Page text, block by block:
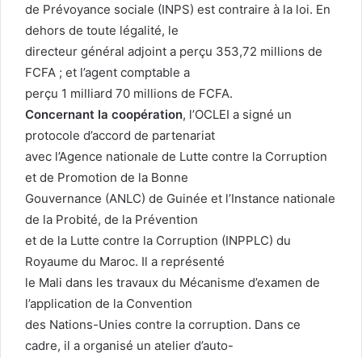
de Prévoyance sociale (INPS) est contraire à la loi. En
dehors de toute légalité, le
directeur général adjoint a perçu 353,72 millions de
FCFA ; et l’agent comptable a
perçu 1 milliard 70 millions de FCFA.
Concernant la coopération, l’OCLEI a signé un
protocole d’accord de partenariat
avec l’Agence nationale de Lutte contre la Corruption
et de Promotion de la Bonne
Gouvernance (ANLC) de Guinée et l’Instance nationale
de la Probité, de la Prévention
et de la Lutte contre la Corruption (INPPLC) du
Royaume du Maroc. Il a représenté
le Mali dans les travaux du Mécanisme d’examen de
l’application de la Convention
des Nations-Unies contre la corruption. Dans ce
cadre, il a organisé un atelier d’auto-